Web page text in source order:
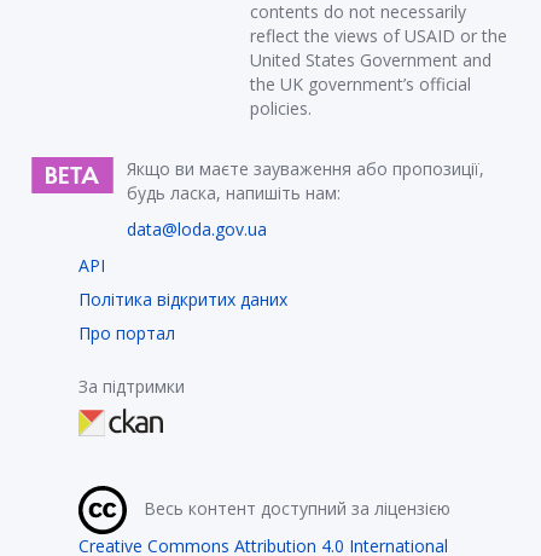
contents do not necessarily
reflect the views of USAID or the
United States Government and
the UK government’s official
policies.
Якщо ви маєте зауваження або пропозиції,
будь ласка, напишіть нам:
data@loda.gov.ua
API
Політика відкритих даних
Про портал
За підтримки
Весь контент доступний за ліцензією
Creative Commons Attribution 4.0 International